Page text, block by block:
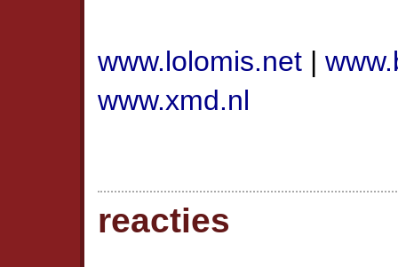
www.lolomis.net |
www.xmd.nl
reacties